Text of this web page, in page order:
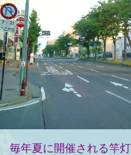
毎年夏に開催される竿灯